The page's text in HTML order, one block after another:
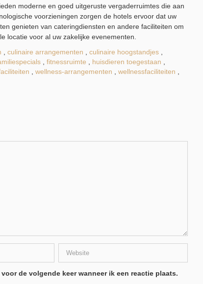
moderne en goed uitgeruste vergaderruimtes die aan
voorzieningen zorgen de hotels ervoor dat uw
genieten van cateringdiensten en andere faciliteiten om
locatie voor al uw zakelijke evenementen.
culinaire arrangementen culinaire hoogstandjes
fitnessruimte huisdieren toegestaan
wellness-arrangementen wellnessfaciliteiten
de volgende keer wanneer ik een reactie plaats.